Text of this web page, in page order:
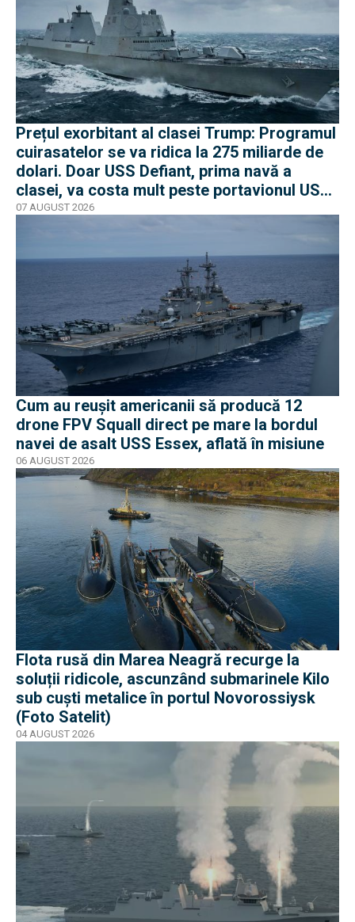
Prețul exorbitant al clasei Trump: Programul
cuirasatelor se va ridica la 275 miliarde de
dolari. Doar USS Defiant, prima navă a
clasei, va costa mult peste portavionul USS
Gerald R. Ford
07 AUGUST 2026
Cum au reușit americanii să producă 12
drone FPV Squall direct pe mare la bordul
navei de asalt USS Essex, aflată în misiune
06 AUGUST 2026
Flota rusă din Marea Neagră recurge la
soluții ridicole, ascunzând submarinele Kilo
sub cuști metalice în portul Novorossiysk
(Foto Satelit)
04 AUGUST 2026